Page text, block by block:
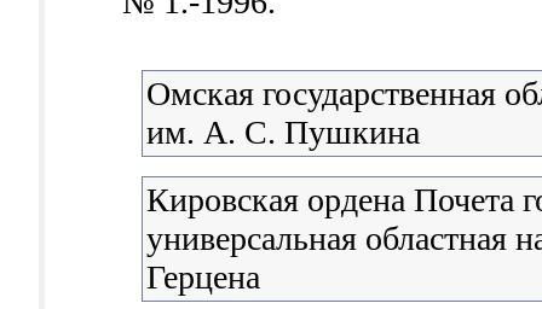
Омская государственная
им. А. С. Пушкина
Кировская ордена Почета
универсальная областная
Герцена